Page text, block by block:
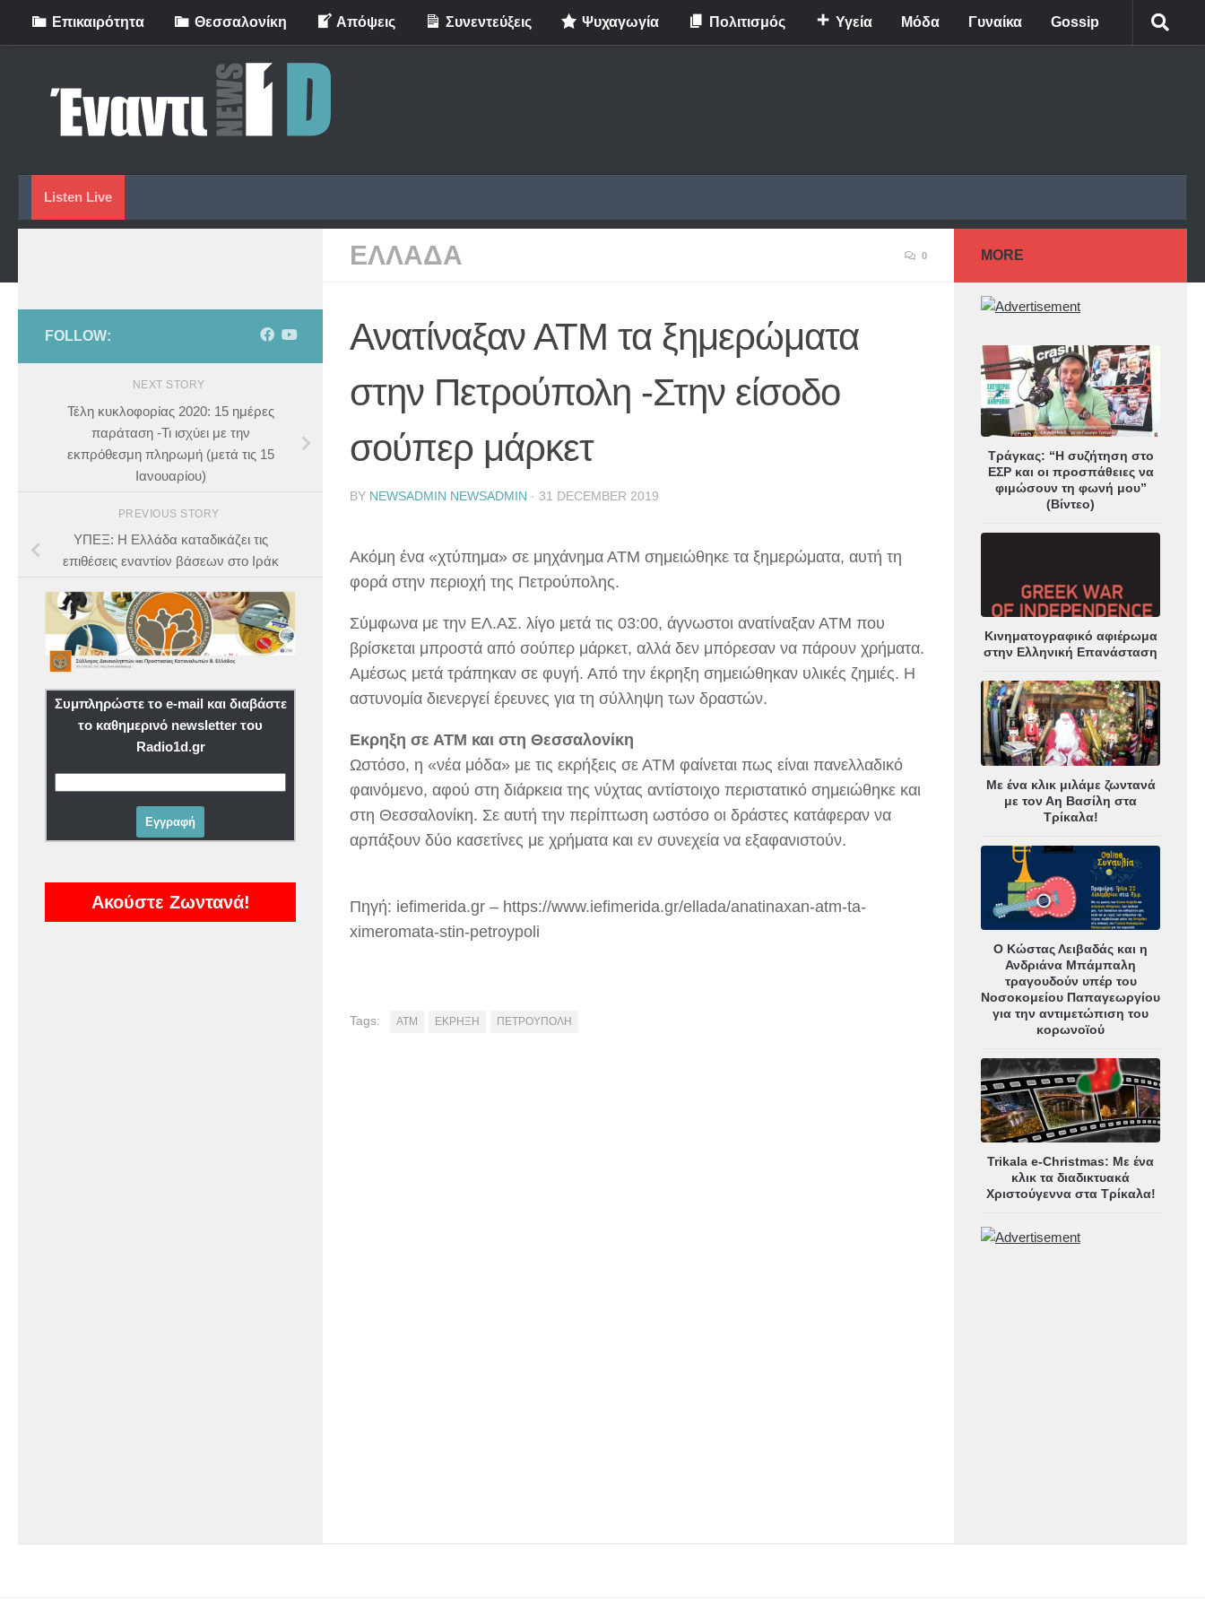
Skip to content
Eπικαιρότητα Θεσσαλονίκη Απόψεις Συνεντεύξεις Ψυχαγωγία Πολιτισμός Υγεία Μόδα Γυναίκα Gossip
Listen Live
ΕΛΛΑΔΑ 0
Ανατίναξαν ΑΤΜ τα ξημερώματα
στην Πετρούπολη -Στην είσοδο
σούπερ μάρκετ
BY NEWSADMIN NEWSADMIN · 31 DECEMBER 2019
Ακόμη ένα «χτύπημα» σε μηχάνημα ΑΤΜ σημειώθηκε τα ξημερώματα, αυτή τη
φορά στην περιοχή της Πετρούπολης.
Σύμφωνα με την ΕΛ.ΑΣ. λίγο μετά τις 03:00, άγνωστοι ανατίναξαν ΑΤΜ που
βρίσκεται μπροστά από σούπερ μάρκετ, αλλά δεν μπόρεσαν να πάρουν χρήματα.
Αμέσως μετά τράπηκαν σε φυγή. Από την έκρηξη σημειώθηκαν υλικές ζημιές. Η
αστυνομία διενεργεί έρευνες για τη σύλληψη των δραστών.
Εκρηξη σε ΑΤΜ και στη Θεσσαλονίκη
Ωστόσο, η «νέα μόδα» με τις εκρήξεις σε ΑΤΜ φαίνεται πως είναι πανελλαδικό
φαινόμενο, αφού στη διάρκεια της νύχτας αντίστοιχο περιστατικό σημειώθηκε και
στη Θεσσαλονίκη. Σε αυτή την περίπτωση ωστόσο οι δράστες κατάφεραν να
αρπάξουν δύο κασετίνες με χρήματα και εν συνεχεία να εξαφανιστούν.
Πηγή: iefimerida.gr – https://www.iefimerida.gr/ellada/anatinaxan-atm-ta-
ximeromata-stin-petroypoli
Tags: ΑΤΜ ΕΚΡΗΞΗ ΠΕΤΡΟΥΠΟΛΗ
FOLLOW:
NEXT STORY
Τέλη κυκλοφορίας 2020: 15 ημέρες
παράταση -Τι ισχύει με την
εκπρόθεσμη πληρωμή (μετά τις 15
Ιανουαρίου)
PREVIOUS STORY
ΥΠΕΞ: Η Ελλάδα καταδικάζει τις
επιθέσεις εναντίον βάσεων στο Ιράκ
Συμπληρώστε το e-mail και διαβάστε
το καθημερινό newsletter του
Radio1d.gr
Ακούστε Ζωντανά!
MORE
Τράγκας: “Η συζήτηση στο
ΕΣΡ και οι προσπάθειες να
φιμώσουν τη φωνή μου”
(Βίντεο)
Κινηματογραφικό αφιέρωμα
στην Ελληνική Επανάσταση
Με ένα κλικ μιλάμε ζωντανά
με τον Αη Βασίλη στα
Τρίκαλα!
Ο Κώστας Λειβαδάς και η
Ανδριάνα Μπάμπαλη
τραγουδούν υπέρ του
Νοσοκομείου Παπαγεωργίου
για την αντιμετώπιση του
κορωνοϊού
Trikala e-Christmas: Με ένα
κλικ τα διαδικτυακά
Χριστούγεννα στα Τρίκαλα!